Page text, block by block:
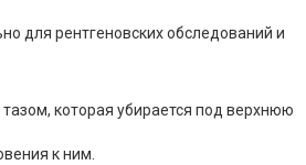
для рентгеновских обследований и
которая убирается под верхнюю
к ним.